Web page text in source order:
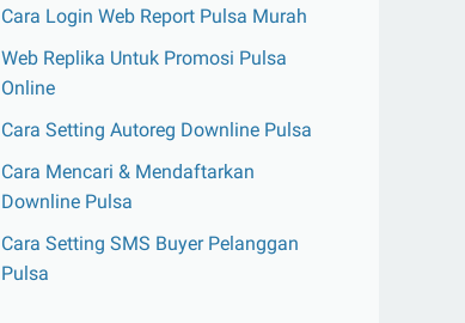
Cara Login Web Report Pulsa Murah
Web Replika Untuk Promosi Pulsa
Online
Cara Setting Autoreg Downline Pulsa
Cara Mencari & Mendaftarkan
Downline Pulsa
Cara Setting SMS Buyer Pelanggan
Pulsa